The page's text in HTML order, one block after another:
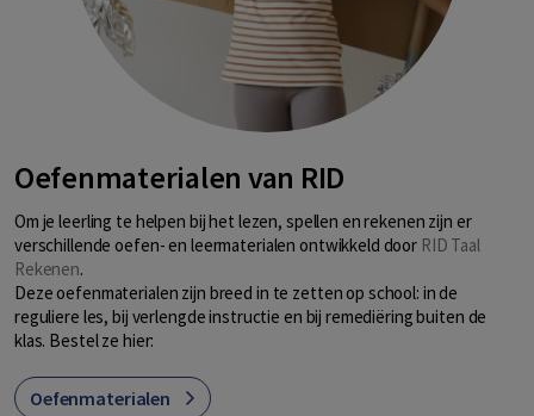
Oefenmaterialen van RID
Om je leerling te helpen bij het lezen, spellen en rekenen zijn er
verschillende oefen- en leermaterialen ontwikkeld door RID Taal
Rekenen.
Deze oefenmaterialen zijn breed in te zetten op school: in de
reguliere les, bij verlengde instructie en bij remediëring buiten de
klas. Bestel ze hier:
Oefenmaterialen